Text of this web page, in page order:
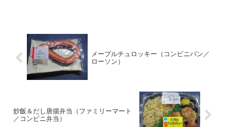
メープルチュロッキー（コンビニパン／
ローソン）
炒飯＆だし唐揚弁当（ファミリーマート
／コンビニ弁当）